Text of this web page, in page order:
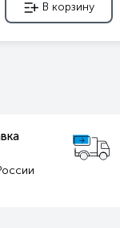
В корзину